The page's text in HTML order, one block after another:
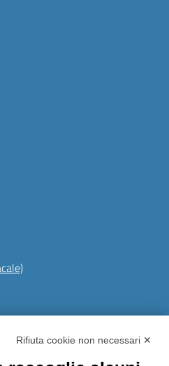
Rifiuta cookie non necessari ✕